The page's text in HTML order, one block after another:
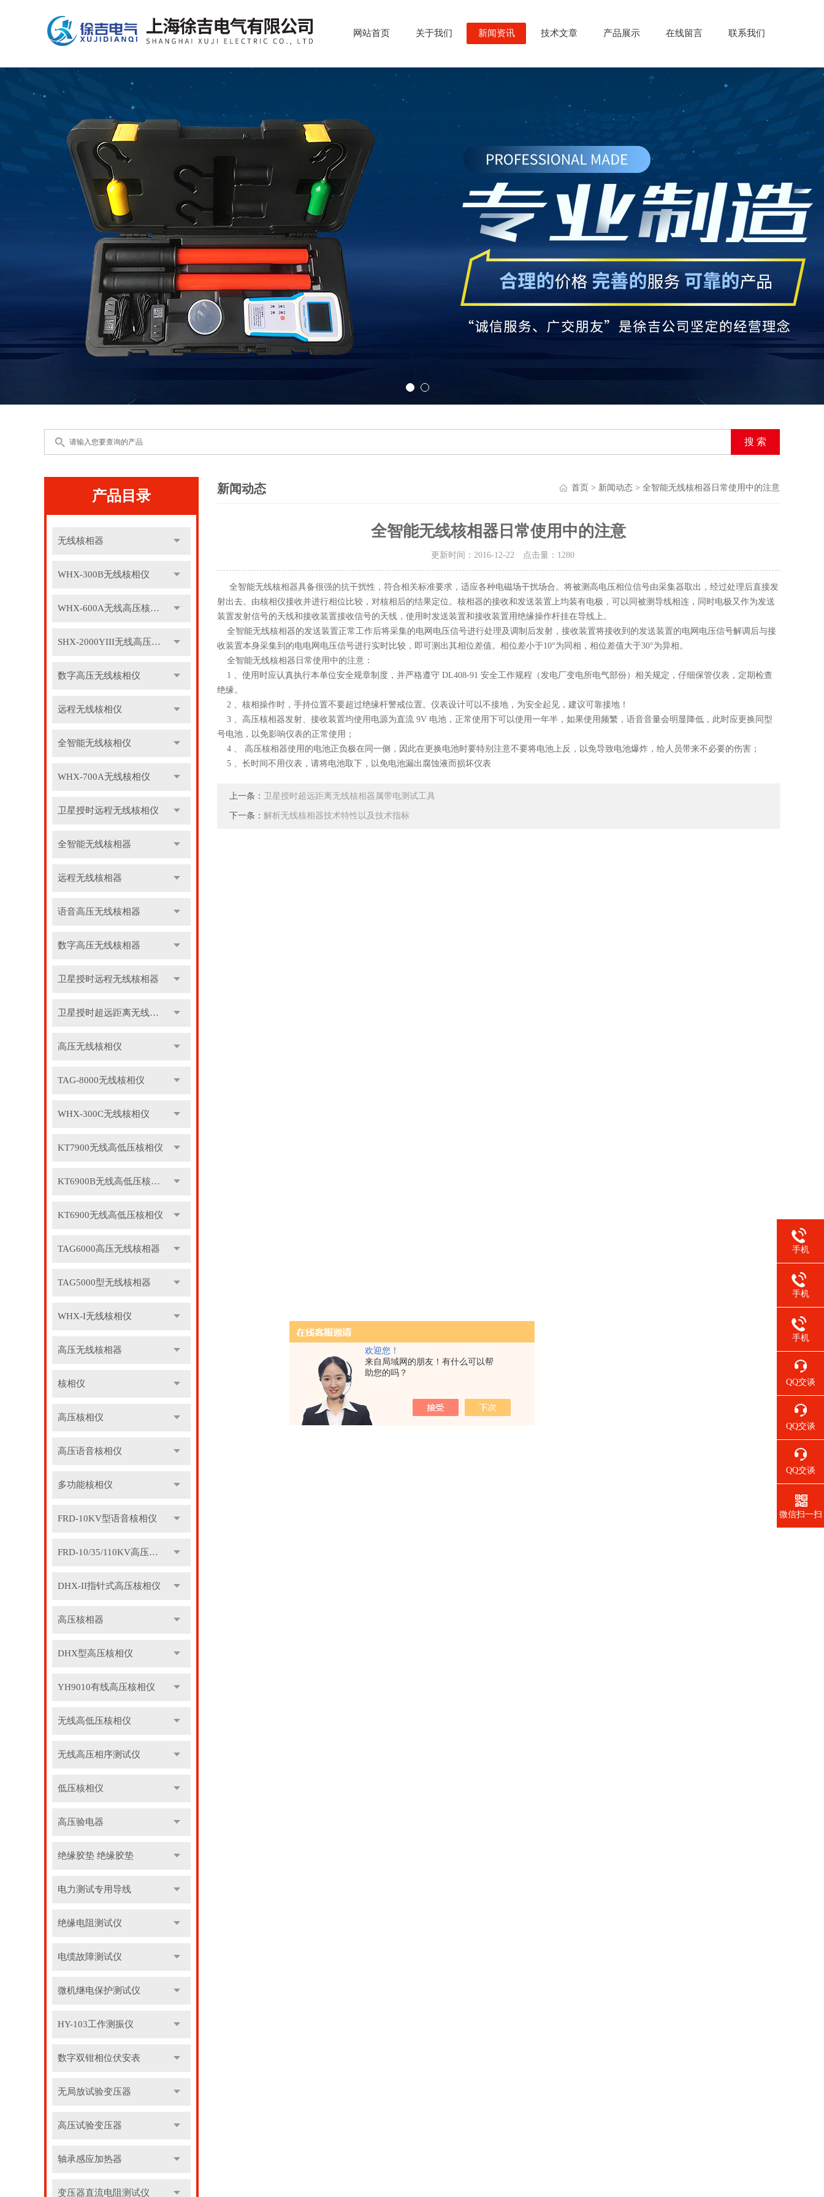
欢迎您！
来自局域网的朋友！有什么可以帮
助您的吗？
网站首页 关于我们 新闻资讯 技术文章 产品展示 在线留言 联系我们
产品目录
无线核相器
WHX-300B无线核相仪
WHX-600A无线高压核相仪
SHX-2000YIII无线高压核相仪
数字高压无线核相仪
远程无线核相仪
全智能无线核相仪
WHX-700A无线核相仪
卫星授时远程无线核相仪
全智能无线核相器
远程无线核相器
语音高压无线核相器
数字高压无线核相器
卫星授时远程无线核相器
卫星授时超远距离无线核相器
高压无线核相仪
TAG-8000无线核相仪
WHX-300C无线核相仪
KT7900无线高低压核相仪
KT6900B无线高低压核相仪
KT6900无线高低压核相仪
TAG6000高压无线核相器
TAG5000型无线核相器
WHX-I无线核相仪
高压无线核相器
核相仪
高压核相仪
高压语音核相仪
多功能核相仪
FRD-10KV型语音核相仪
FRD-10/35/110KV高压语音核相器
DHX-II指针式高压核相仪
高压核相器
DHX型高压核相仪
YH9010有线高压核相仪
无线高低压核相仪
无线高压相序测试仪
低压核相仪
高压验电器
绝缘胶垫 绝缘胶垫
电力测试专用导线
绝缘电阻测试仪
电缆故障测试仪
微机继电保护测试仪
HY-103工作测振仪
数字双钳相位伏安表
无局放试验变压器
高压试验变压器
轴承感应加热器
变压器直流电阻测试仪
新闻动态 首页 > 新闻动态 > 全智能无线核相器日常使用中的注意
全智能无线核相器日常使用中的注意
更新时间：2016-12-22 点击量： 1280
全智能无线核相器具备很强的抗干扰性，符合相关标准要求，适应各种电磁场干扰场合。将被测高电压相位信号由采集器取出，经过处理后直接发
射出去。由核相仪接收并进行相位比较，对核相后的结果定位。核相器的接收和发送装置上均装有电极，可以同被测导线相连，同时电极又作为发送
装置发射信号的天线和接收装置接收信号的天线，使用时发送装置和接收装置用绝缘操作杆挂在导线上。
全智能无线核相器的发送装置正常工作后将采集的电网电压信号进行处理及调制后发射，接收装置将接收到的发送装置的电网电压信号解调后与接
收装置本身采集到的电电网电压信号进行实时比较，即可测出其相位差值。相位差小于10°为同相，相位差值大于30°为异相。
全智能无线核相器 日常使用中的注意：
1 、使用时应认真执行本单位安全规章制度，并严格遵守 DL408-91 安全工作规程（发电厂变电所电气部份）相关规定，仔细保管仪表，定期检查
绝缘。
2 、核相操作时，手持位置不要超过绝缘杆警戒位置。仪表设计可以不接地，为安全起见，建议可靠接地！
3 、高压核相器发射、接收装置均使用电源为直流 9V 电池，正常使用下可以使用一年半，如果使用频繁，语音音量会明显降低，此时应更换同型
号电池，以免影响仪表的正常使用；
4 、 高压核相器使用的电池正负极在同一侧，因此在更换电池时要特别注意不要将电池上反，以免导致电池爆炸，给人员带来不必要的伤害；
5 、长时间不用仪表，请将电池取下，以免电池漏出腐蚀液而损坏仪表
上一条： 卫星授时超远距离无线核相器属带电测试工具
下一条： 解析无线核相器技术特性以及技术指标
手机
手机
手机
QQ交谈
QQ交谈
QQ交谈
微信扫一扫